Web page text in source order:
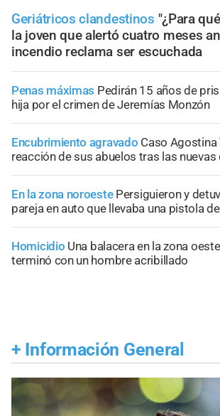
Geriátricos clandestinos "¿Para
la joven que alertó cuatro meses
incendio reclama ser escuchada
Penas máximas Pedirán 15 años de
hija por el crimen de Jeremías Monzón
Encubrimiento agravado Caso Agostina
reacción de sus abuelos tras las
En la zona noroeste Persiguieron y
pareja en auto que llevaba una pistola
Homicidio Una balacera en la zona
terminó con un hombre acribillado
+ Información General